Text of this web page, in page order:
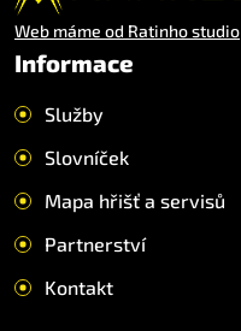
Web máme od Ratinho studio
Informace
Služby
Slovníček
Mapa hřišť a servisů
Partnerství
Kontakt